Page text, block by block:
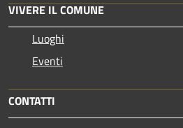
VIVERE IL COMUNE
Luoghi
Eventi
CONTATTI